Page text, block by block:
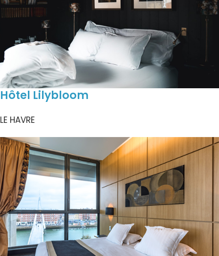
Hôtel Lilybloom
LE HAVRE